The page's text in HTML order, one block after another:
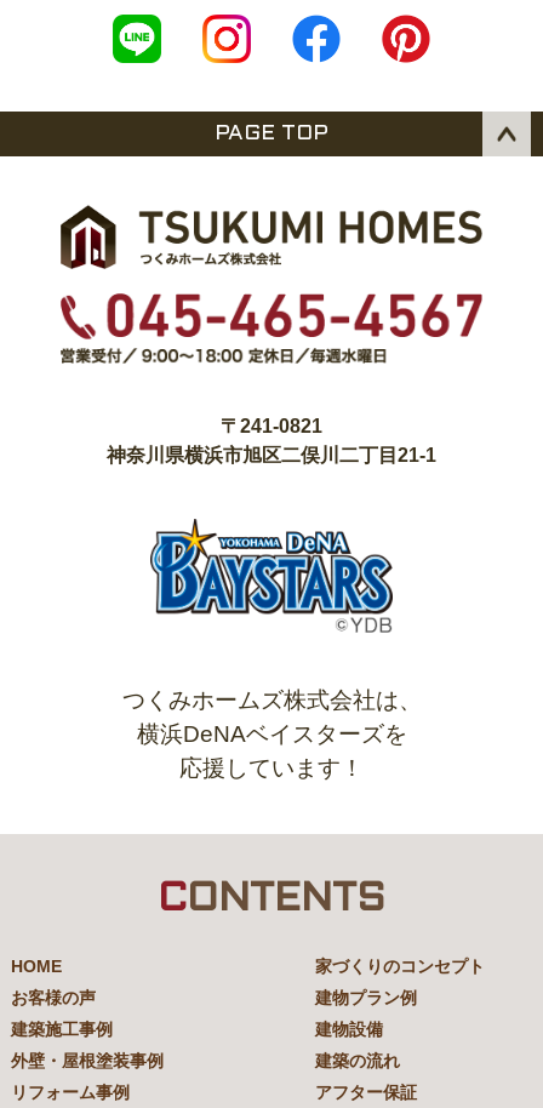
PAGE TOP
〒241-0821
神奈川県横浜市旭区二俣川二丁目21-1
つくみホームズ株式会社は、
横浜DeNAベイスターズを
応援しています！
CONTENTS
HOME
お客様の声
建築施工事例
外壁・屋根塗装事例
リフォーム事例
家づくりのコンセプト
建物プラン例
建物設備
建築の流れ
アフター保証